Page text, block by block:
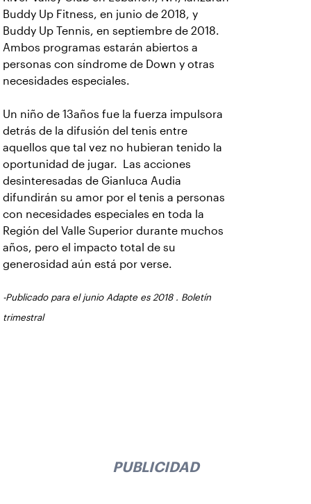
Buddy Up Fitness, en junio de 2018, y
Buddy Up Tennis, en septiembre de 2018.
Ambos programas estarán abiertos a
personas con síndrome de Down y otras
necesidades especiales.
Un niño de 13años fue la fuerza impulsora
detrás de la difusión del tenis entre
aquellos que tal vez no hubieran tenido la
oportunidad de jugar. Las acciones
desinteresadas de Gianluca Audia
difundirán su amor por el tenis a personas
con necesidades especiales en toda la
Región del Valle Superior durante muchos
años, pero el impacto total de su
generosidad aún está por verse.
-Publicado para el junio Adapte es 2018 . Boletín
trimestral
PUBLICIDAD